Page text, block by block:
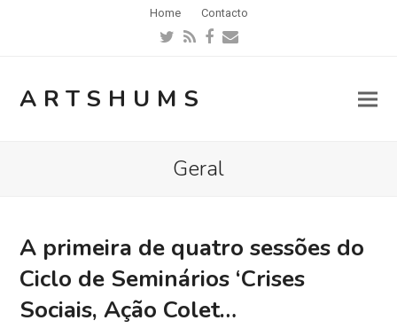
Home Contacto
Twitter
RSSFacebook
Email
ARTSHUMS
Geral
A primeira de quatro sessões do
Ciclo de Seminários ‘Crises
Sociais, Ação Colet…